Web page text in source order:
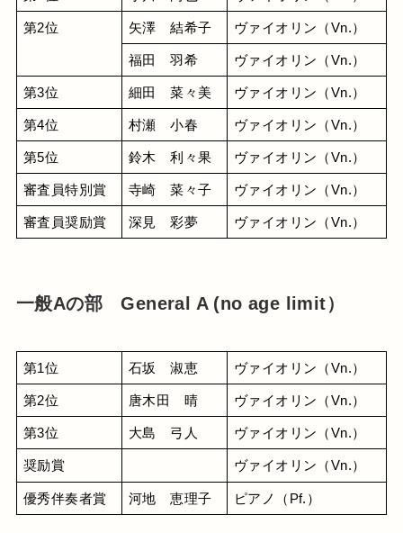
第2位 矢澤　結希子 ヴァイオリン（Vn.）
福田　羽希 ヴァイオリン（Vn.）
第3位 細田　菜々美 ヴァイオリン（Vn.）
第4位 村瀬　小春 ヴァイオリン（Vn.）
第5位 鈴木　利々果 ヴァイオリン（Vn.）
審査員特別賞 寺崎　菜々子 ヴァイオリン（Vn.）
審査員奨励賞 深見　彩夢 ヴァイオリン（Vn.）
一般Aの部 General A (no age limit）
第1位 石坂　淑恵 ヴァイオリン（Vn.）
第2位 唐木田　晴 ヴァイオリン（Vn.）
第3位 大島　弓人 ヴァイオリン（Vn.）
奨励賞 ヴァイオリン（Vn.）
優秀伴奏者賞 河地　恵理子 ピアノ（Pf.）